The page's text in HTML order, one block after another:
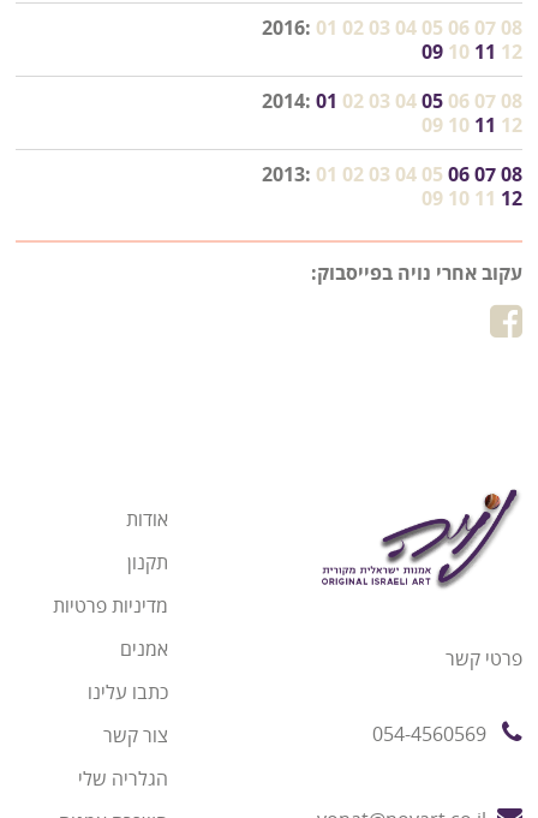
2016: 01 02 03 04 05 06 07 08
09 10 11 12
2014: 01 02 03 04 05 06 07 08
09 10 11 12
2013: 01 02 03 04 05 06 07 08
09 10 11 12
עקוב אחרי נויה בפייסבוק:
פרטי קשר
054-4560569
אודות
תקנון
מדיניות פרטיות
אמנים
כתבו עלינו
צור קשר
הגלריה שלי